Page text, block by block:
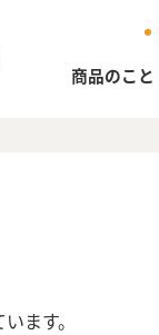
商品のこと
ます。